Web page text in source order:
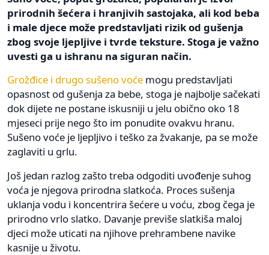
prirodnih šećera i hranjivih sastojaka, ali kod beba
i male djece može predstavljati rizik od gušenja
zbog svoje ljepljive i tvrde teksture. Stoga je važno
uvesti ga u ishranu na siguran način.
Grožđice i drugo sušeno voće mogu predstavljati
opasnost od gušenja za bebe, stoga je najbolje sačekati
dok dijete ne postane iskusniji u jelu obično oko 18
mjeseci prije nego što im ponudite ovakvu hranu.
Sušeno voće je ljepljivo i teško za žvakanje, pa se može
zaglaviti u grlu.
Još jedan razlog zašto treba odgoditi uvođenje suhog
voća je njegova prirodna slatkoća. Proces sušenja
uklanja vodu i koncentrira šećere u voću, zbog čega je
prirodno vrlo slatko. Davanje previše slatkiša maloj
djeci može uticati na njihove prehrambene navike
kasnije u životu.